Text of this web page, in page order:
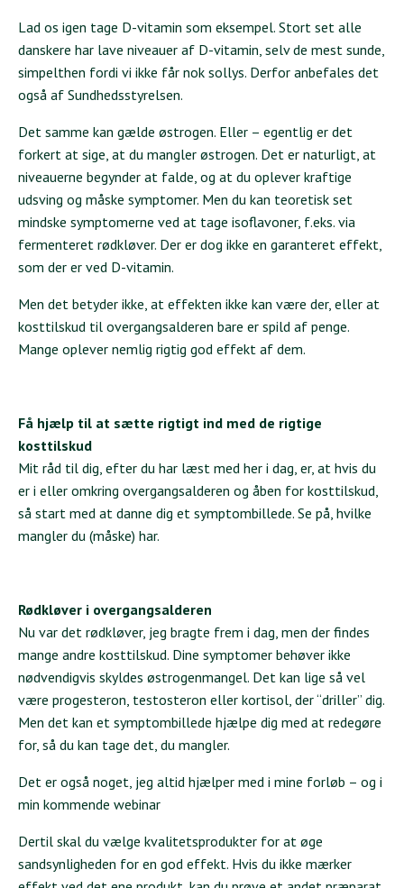
Lad os igen tage D-vitamin som eksempel. Stort set alle
danskere har lave niveauer af D-vitamin, selv de mest sunde,
simpelthen fordi vi ikke får nok sollys. Derfor anbefales det
også af Sundhedsstyrelsen.
Det samme kan gælde østrogen. Eller – egentlig er det
forkert at sige, at du mangler østrogen. Det er naturligt, at
niveauerne begynder at falde, og at du oplever kraftige
udsving og måske symptomer. Men du kan teoretisk set
mindske symptomerne ved at tage isoflavoner, f.eks. via
fermenteret rødkløver. Der er dog ikke en garanteret effekt,
som der er ved D-vitamin.
Men det betyder ikke, at effekten ikke kan være der, eller at
kosttilskud til overgangsalderen bare er spild af penge.
Mange oplever nemlig rigtig god effekt af dem.
Få hjælp til at sætte rigtigt ind med de rigtige
kosttilskud
Mit råd til dig, efter du har læst med her i dag, er, at hvis du
er i eller omkring overgangsalderen og åben for kosttilskud,
så start med at danne dig et symptombillede. Se på, hvilke
mangler du (måske) har.
Rødkløver i overgangsalderen
Nu var det rødkløver, jeg bragte frem i dag, men der findes
mange andre kosttilskud. Dine symptomer behøver ikke
nødvendigvis skyldes østrogenmangel. Det kan lige så vel
være progesteron, testosteron eller kortisol, der “driller” dig.
Men det kan et symptombillede hjælpe dig med at redegøre
for, så du kan tage det, du mangler.
Det er også noget, jeg altid hjælper med i mine forløb – og i
min kommende webinar
Dertil skal du vælge kvalitetsprodukter for at øge
sandsynligheden for en god effekt. Hvis du ikke mærker